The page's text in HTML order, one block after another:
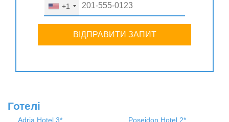
+1
ВІДПРАВИТИ ЗАПИТ
Готелі
Adria Hotel 3* Posejdon Hotel 2*